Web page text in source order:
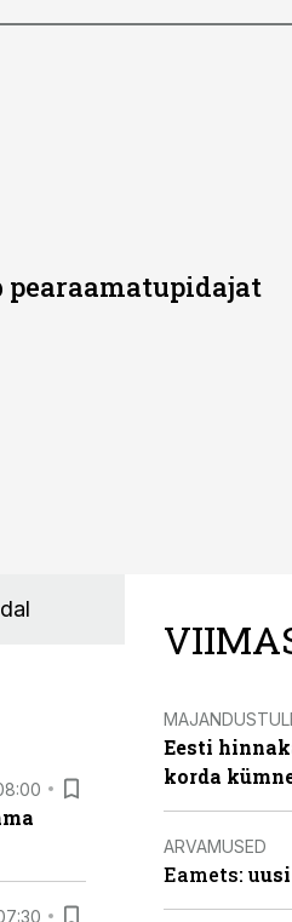
pearaamatupidajat
Eesti
korda
ARVAMUSED
Eamets: u